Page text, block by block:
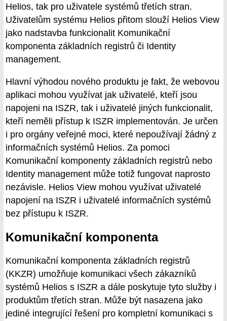
Helios, tak pro uživatele systémů třetích stran.
Uživatelům systému Helios přitom slouží Helios View
jako nadstavba funkcionalit Komunikační
komponenta základních registrů či Identity
management.
Hlavní výhodou nového produktu je fakt, že webovou
aplikaci mohou využívat jak uživatelé, kteří jsou
napojeni na ISZR, tak i uživatelé jiných funkcionalit,
kteří neměli přístup k ISZR implementován. Je určen
i pro orgány veřejné moci, které nepoužívají žádný z
informačních systémů Helios. Za pomoci
Komunikační komponenty základních registrů nebo
Identity management může totiž fungovat naprosto
nezávisle. Helios View mohou využívat uživatelé
napojení na ISZR i uživatelé informačních systémů
bez přístupu k ISZR.
Komunikační komponenta
Komunikační komponenta základních registrů
(KKZR) umožňuje komunikaci všech zákazníků
systémů Helios s ISZR a dále poskytuje tyto služby i
produktům třetích stran. Může být nasazena jako
jediné integrující řešení pro kompletní komunikaci s